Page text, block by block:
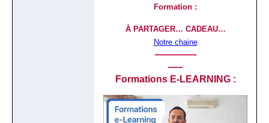
Formation :
À PARTAGER… CADEAU…
Notre chaine
————-
—–
Formations E-LEARNING :